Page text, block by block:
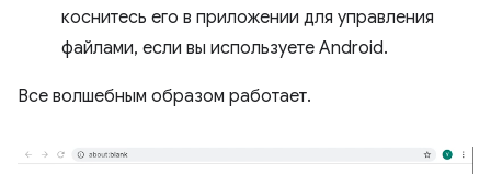
коснитесь его в приложении для управления
файлами, если вы используете Android.
Все волшебным образом работает.